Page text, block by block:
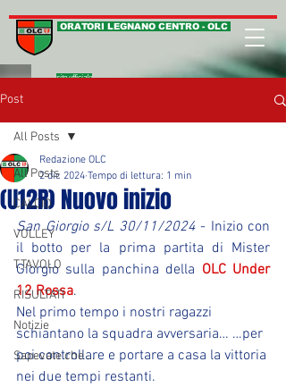
ORATORI LEGNANO CENTRO - OLC
sito ufficiale
Post
All Posts
CALCIO
VOLLEY
T.TAVOLO
RISULTATI
Notizie
Sapevate che ...
All Posts
(U12R) Nuovo inizio
Redazione OLC
2 dic 2024 Tempo di lettura: 1 min
San Giorgio s/L 30/11/2024 - Inizio con
il botto per la prima partita di Mister
Giorgio sulla panchina della OLC Under
12 Rossa.
Nel primo tempo i nostri ragazzi
schiantano la squadra avversaria… …per
poi controllare e portare a casa la vittoria
nei due tempi restanti.